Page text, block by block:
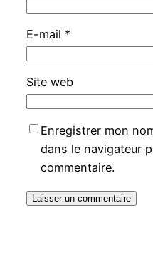
E-mail *
Site web
Enregistrer mon
dans le navigateur
commentaire.